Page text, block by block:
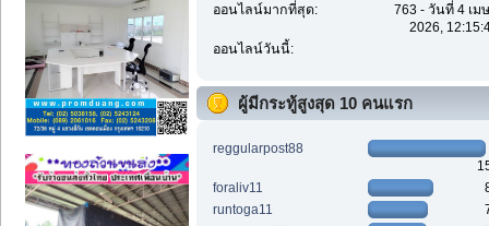
ออนไลน์มากที่สุด:
763 - วันที่ 4 เม
2026,
ออนไลน์วันนี้:
ผู้มีกระทู้สูงสุด 10 คนแรก
reggularpost88
foraliv11
runtoga11